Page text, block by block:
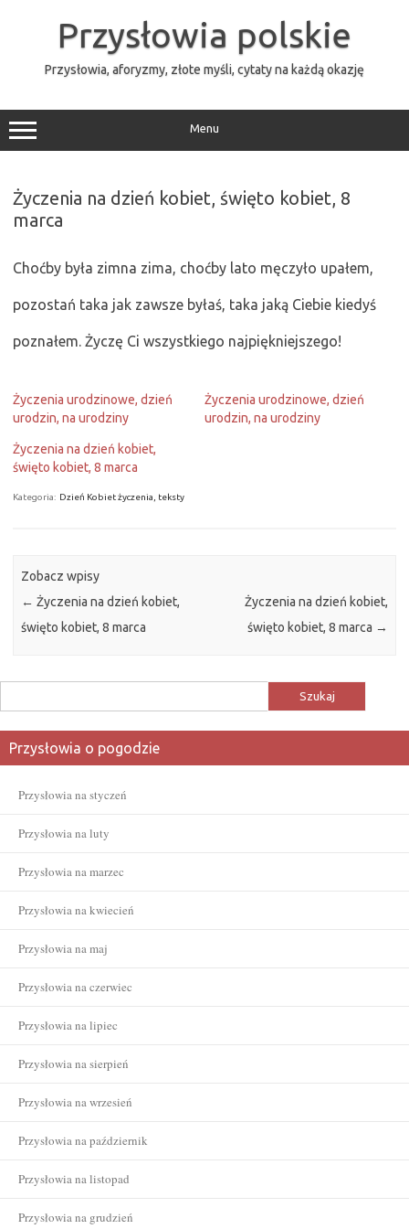
Przysłowia polskie
Przysłowia, aforyzmy, złote myśli, cytaty na każdą okazję
Menu
Życzenia na dzień kobiet, święto kobiet, 8
marca
Choćby była zimna zima, choćby lato męczyło upałem,
pozostań taka jak zawsze byłaś, taka jaką Ciebie kiedyś
poznałem. Życzę Ci wszystkiego najpiękniejszego!
Życzenia urodzinowe, dzień
urodzin, na urodziny
Życzenia urodzinowe, dzień
urodzin, na urodziny
Życzenia na dzień kobiet,
święto kobiet, 8 marca
Kategoria: Dzień Kobiet życzenia, teksty
Zobacz wpisy
← Życzenia na dzień kobiet,
święto kobiet, 8 marca
Życzenia na dzień kobiet,
święto kobiet, 8 marca →
Przysłowia o pogodzie
Przysłowia na styczeń
Przysłowia na luty
Przysłowia na marzec
Przysłowia na kwiecień
Przysłowia na maj
Przysłowia na czerwiec
Przysłowia na lipiec
Przysłowia na sierpień
Przysłowia na wrzesień
Przysłowia na październik
Przysłowia na listopad
Przysłowia na grudzień